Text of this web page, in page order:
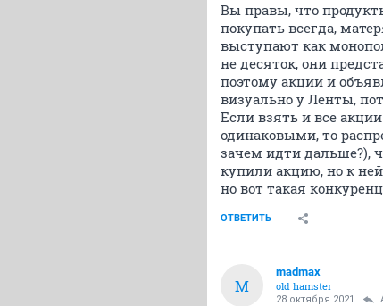
Вы правы, что
покупать всегда,
выступают как
не десяток, они
поэтому акции и
визуально у Ленты,
Если взять и все
одинаковыми, то
зачем идти дальше?),
купили акцию, но к
но вот такая
ОТВЕТИТЬ
M
madmax
old hamster
28 октября 2021